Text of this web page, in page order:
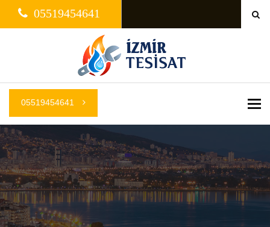
05519454641
05519454641